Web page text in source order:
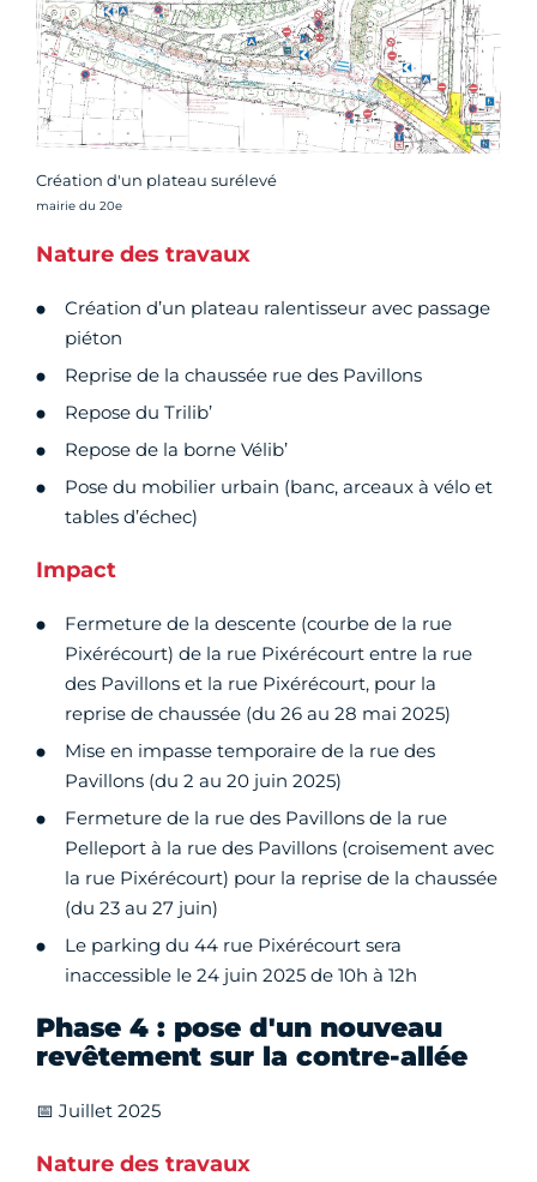
Création d'un plateau surélevé
Crédit photo :
mairie du 20e
Nature des travaux
Création d’un plateau ralentisseur avec passage
piéton
Reprise de la chaussée rue des Pavillons
Repose du Trilib’
Repose de la borne Vélib’
Pose du mobilier urbain (banc, arceaux à vélo et
tables d’échec)
Impact
Fermeture de la descente (courbe de la rue
Pixérécourt) de la rue Pixérécourt entre la rue
des Pavillons et la rue Pixérécourt, pour la
reprise de chaussée (du 26 au 28 mai 2025)
Mise en impasse temporaire de la rue des
Pavillons (du 2 au 20 juin 2025)
Fermeture de la rue des Pavillons de la rue
Pelleport à la rue des Pavillons (croisement avec
la rue Pixérécourt) pour la reprise de la chaussée
(du 23 au 27 juin)
Le parking du 44 rue Pixérécourt sera
inaccessible le 24 juin 2025 de 10h à 12h
Phase 4 : pose d'un nouveau
revêtement sur la contre-allée
📅 Juillet 2025
Nature des travaux